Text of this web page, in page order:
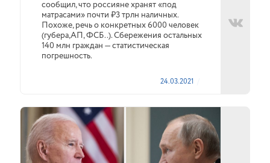
сообщил, что россияне хранят «под
матрасами» почти ₽3 трлн наличных.
Похоже, речь о конкретных 6000 человек
(губера,АП, ФСБ..). Сбережения остальных
140 млн граждан — статистическая
погрешность.
24.03.2021